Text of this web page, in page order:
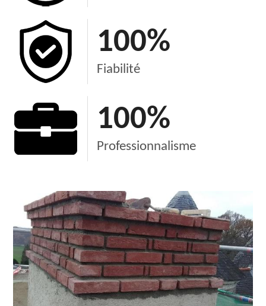
100%
Fiabilité
100%
Professionnalisme